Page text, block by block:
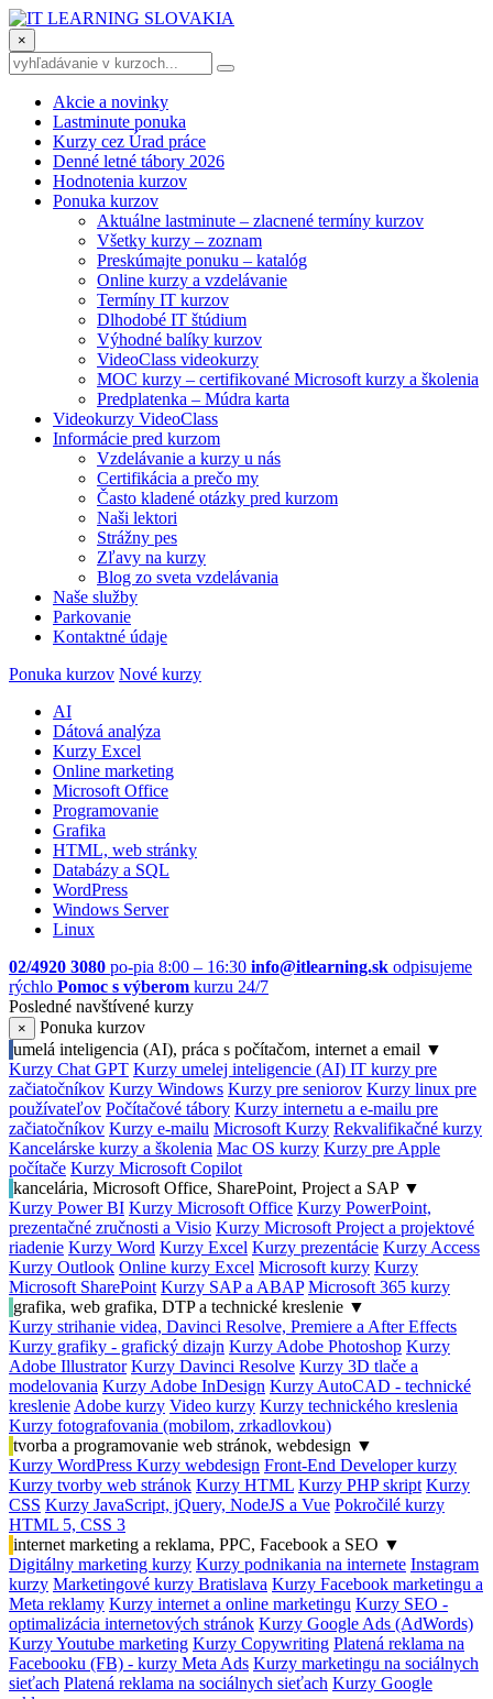
×
Akcie a novinky
Lastminute ponuka
Kurzy cez Úrad práce
Denné letné tábory 2026
Hodnotenia kurzov
Ponuka kurzov
Aktuálne lastminute – zlacnené termíny kurzov
Všetky kurzy – zoznam
Preskúmajte ponuku – katalóg
Online kurzy a vzdelávanie
Termíny IT kurzov
Dlhodobé IT štúdium
Výhodné balíky kurzov
VideoClass videokurzy
MOC kurzy – certifikované Microsoft kurzy a školenia
Predplatenka – Múdra karta
Videokurzy VideoClass
Informácie pred kurzom
Vzdelávanie a kurzy u nás
Certifikácia a prečo my
Často kladené otázky pred kurzom
Naši lektori
Strážny pes
Zľavy na kurzy
Blog zo sveta vzdelávania
Naše služby
Parkovanie
Kontaktné údaje
Ponuka kurzov Nové kurzy
AI
Dátová analýza
Kurzy Excel
Online marketing
Microsoft Office
Programovanie
Grafika
HTML, web stránky
Databázy a SQL
WordPress
Windows Server
Linux
02/4920 3080 po-pia 8:00 – 16:30 info@itlearning.sk odpisujeme
rýchlo Pomoc s výberom kurzu 24/7
Posledné navštívené kurzy
×
Ponuka kurzov
umelá inteligencia (AI), práca s počítačom, internet a email ▼
Kurzy Chat GPT Kurzy umelej inteligencie (AI) IT kurzy pre
začiatočníkov Kurzy Windows Kurzy pre seniorov Kurzy linux pre
používateľov Počítačové tábory Kurzy internetu a e-mailu pre
začiatočníkov Kurzy e-mailu Microsoft Kurzy Rekvalifikačné kurzy
Kancelárske kurzy a školenia Mac OS kurzy Kurzy pre Apple
počítače Kurzy Microsoft Copilot
kancelária, Microsoft Office, SharePoint, Project a SAP ▼
Kurzy Power BI Kurzy Microsoft Office Kurzy PowerPoint,
prezentačné zručnosti a Visio Kurzy Microsoft Project a projektové
riadenie Kurzy Word Kurzy Excel Kurzy prezentácie Kurzy Access
Kurzy Outlook Online kurzy Excel Microsoft kurzy Kurzy
Microsoft SharePoint Kurzy SAP a ABAP Microsoft 365 kurzy
grafika, web grafika, DTP a technické kreslenie ▼
Kurzy strihanie videa, Davinci Resolve, Premiere a After Effects
Kurzy grafiky - grafický dizajn Kurzy Adobe Photoshop Kurzy
Adobe Illustrator Kurzy Davinci Resolve Kurzy 3D tlače a
modelovania Kurzy Adobe InDesign Kurzy AutoCAD - technické
kreslenie Adobe kurzy Video kurzy Kurzy technického kreslenia
Kurzy fotografovania (mobilom, zrkadlovkou)
tvorba a programovanie web stránok, webdesign ▼
Kurzy WordPress Kurzy webdesign Front-End Developer kurzy
Kurzy tvorby web stránok Kurzy HTML Kurzy PHP skript Kurzy
CSS Kurzy JavaScript, jQuery, NodeJS a Vue Pokročilé kurzy
HTML 5, CSS 3
internet marketing a reklama, PPC, Facebook a SEO ▼
Digitálny marketing kurzy Kurzy podnikania na internete Instagram
kurzy Marketingové kurzy Bratislava Kurzy Facebook marketingu a
Meta reklamy Kurzy internet a online marketingu Kurzy SEO -
optimalizácia internetových stránok Kurzy Google Ads (AdWords)
Kurzy Youtube marketing Kurzy Copywriting Platená reklama na
Facebooku (FB) - kurzy Meta Ads Kurzy marketingu na sociálnych
sieťach Platená reklama na sociálnych sieťach Kurzy Google